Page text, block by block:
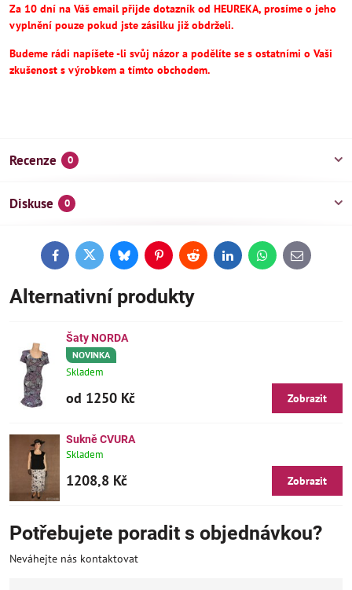
Za 10 dní na Váš email přijde dotazník od HEUREKA, prosíme o jeho
vyplnění pouze pokud jste zásilku již obdrželi.
Budeme rádi napíšete -li svůj názor a podělíte se s ostatními o Vaši
zkušenost s výrobkem a tímto obchodem.
Recenze 0
Diskuse 0
FacebookTwitterBlueskyPinterestReddit LinkedInWhatsApp
E-
mail
Alternativní produkty
Šaty NORDA
NOVINKA
Skladem
od 1250 Kč Zobrazit
Sukně CVURA
Skladem
1208,8 Kč Zobrazit
Potřebujete poradit s objednávkou?
Neváhejte nás kontaktovat